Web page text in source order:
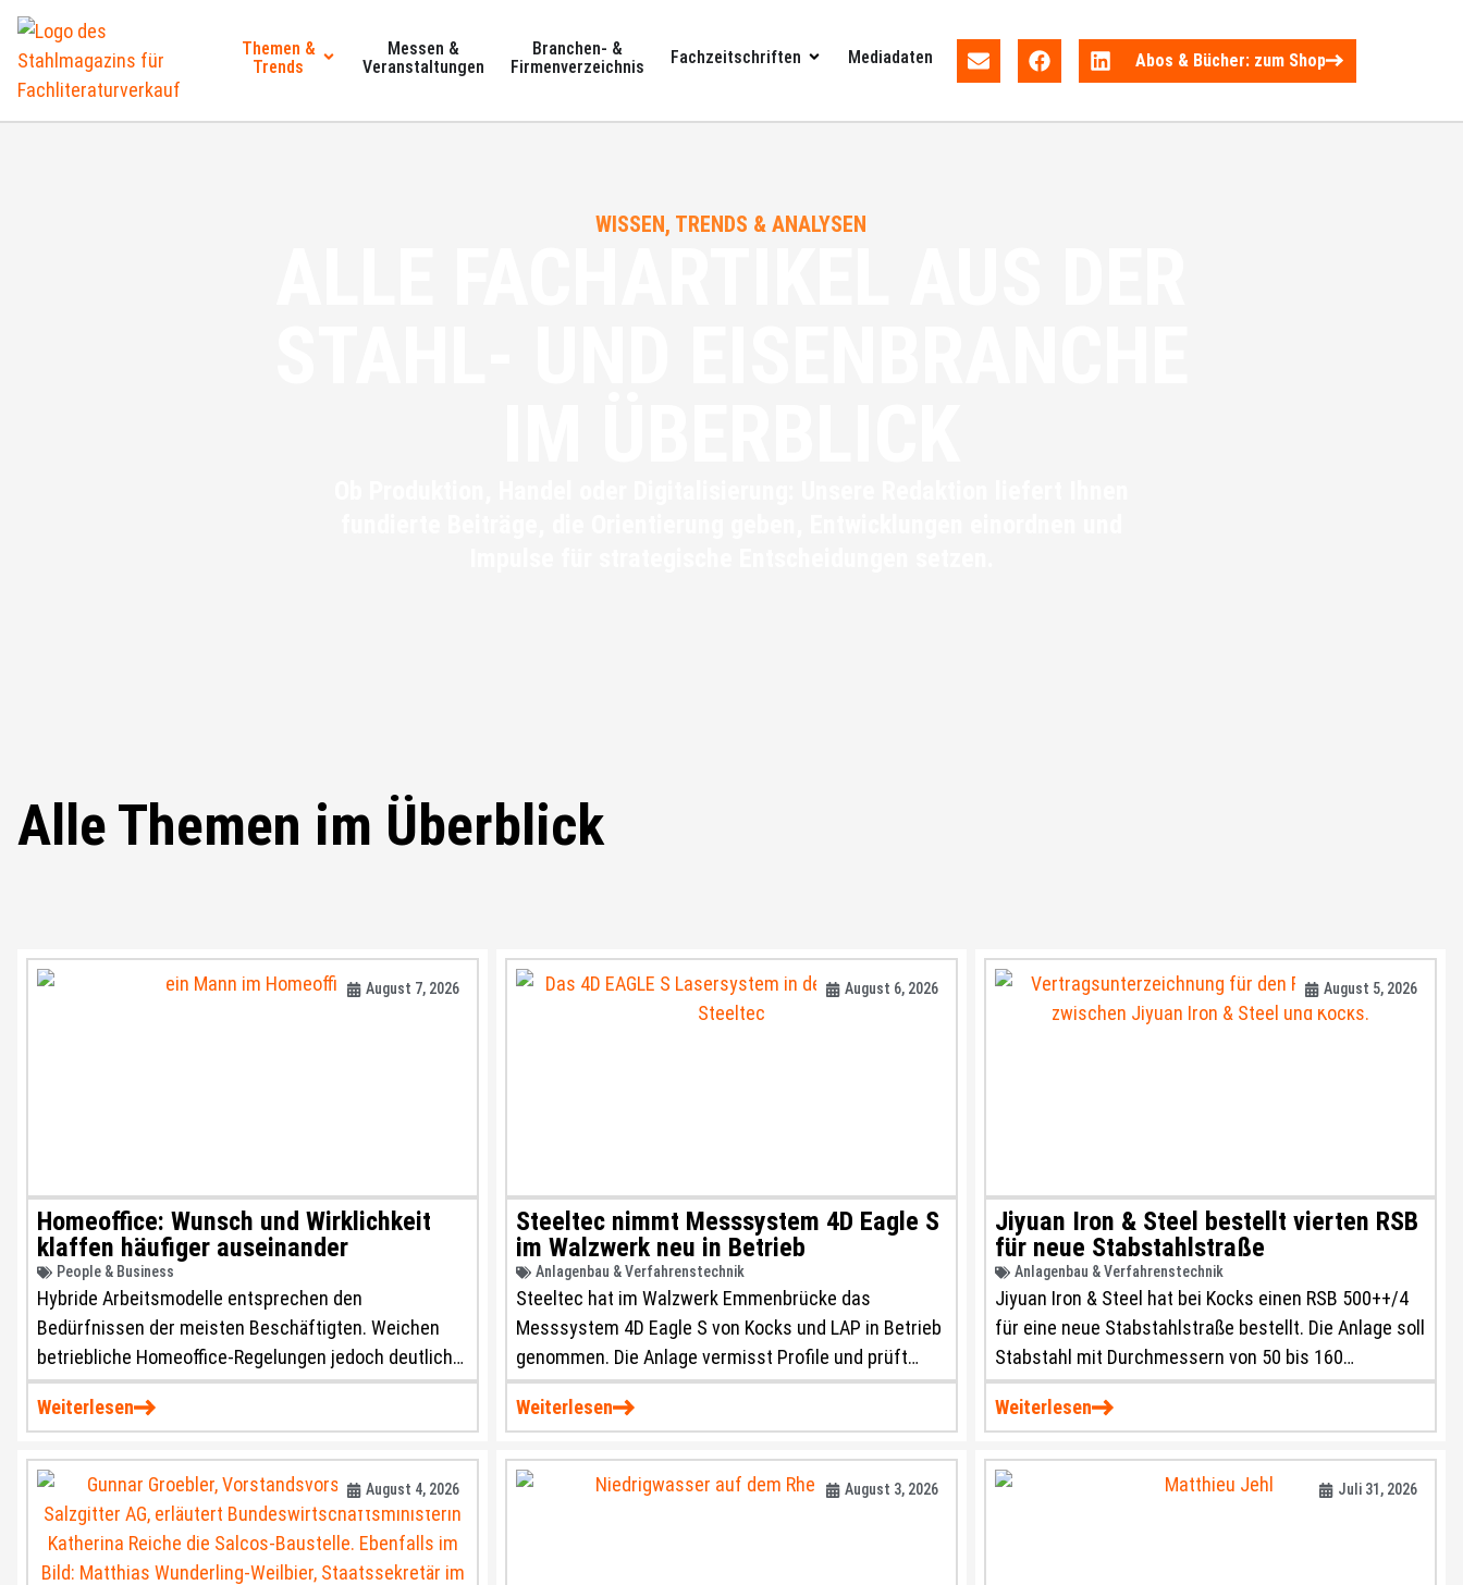
Themen &
Trends
Messen &
Veranstaltungen
Branchen- &
Firmenverzeichnis
Fachzeitschriften Mediadaten Abos & Bücher: zum Shop
WISSEN, TRENDS & ANALYSEN
Alle Themen im Überblick
August 7, 2026
Homeoffice: Wunsch und Wirklichkeit
klaffen häufiger auseinander
People & Business
Hybride Arbeitsmodelle entsprechen den
Bedürfnissen der meisten Beschäftigten. Weichen
betriebliche Homeoffice-Regelungen jedoch deutlich
von den eigenen Wünschen ab, steigen Stress,
gesundheitliche Belastungen und die Unzufriedenheit.
Weiterlesen
August 6, 2026
Steeltec nimmt Messsystem 4D Eagle S
im Walzwerk neu in Betrieb
Anlagenbau & Verfahrenstechnik
Steeltec hat im Walzwerk Emmenbrücke das
Messsystem 4D Eagle S von Kocks und LAP in Betrieb
genommen. Die Anlage vermisst Profile und prüft
Oberflächen von Rund- und Sechskantmaterial
während des Walzprozesses in Echtzeit.
Weiterlesen
August 5, 2026
Jiyuan Iron & Steel bestellt vierten RSB
für neue Stabstahlstraße
Anlagenbau & Verfahrenstechnik
Jiyuan Iron & Steel hat bei Kocks einen RSB 500++/4
für eine neue Stabstahlstraße bestellt. Die Anlage soll
Stabstahl mit Durchmessern von 50 bis 160
Millimetern produzieren und die Fertigung
hochwertiger SBQ-Produkte unterstützen.
Weiterlesen
August 4, 2026 August 3, 2026 Juli 31, 2026